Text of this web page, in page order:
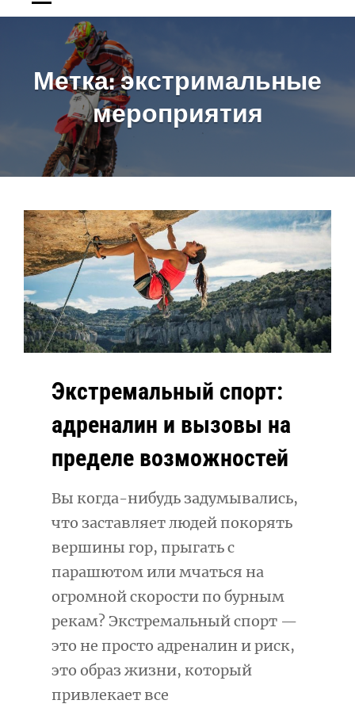
Метка:экстримальные
мероприятия
Экстремальный спорт:
адреналин и вызовы на
пределе возможностей
Вы когда-нибудь задумывались,
что заставляет людей покорять
вершины гор, прыгать с
парашютом или мчаться на
огромной скорости по бурным
рекам? Экстремальный спорт —
это не просто адреналин и риск,
это образ жизни, который
привлекает все